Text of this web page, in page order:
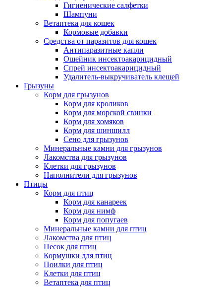
Гигиенические салфетки
Шампуни
Ветаптека для кошек
Кормовые добавки
Средства от паразитов для кошек
Антипаразитные капли
Ошейник инсектоакарицидный
Спрей инсектоакарицидный
Удалитель-выкручиватель клещей
Грызуны
Корм для грызунов
Корм для кроликов
Корм для морской свинки
Корм для хомяков
Корм для шиншилл
Сено для грызунов
Минеральные камни для грызунов
Лакомства для грызунов
Клетки для грызунов
Наполнители для грызунов
Птицы
Корм для птиц
Корм для канареек
Корм для нимф
Корм для попугаев
Минеральные камни для птиц
Лакомства для птиц
Песок для птиц
Кормушки для птиц
Поилки для птиц
Клетки для птиц
Ветаптека для птиц